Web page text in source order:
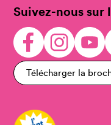
Suivez-nous sur
Télécharger la